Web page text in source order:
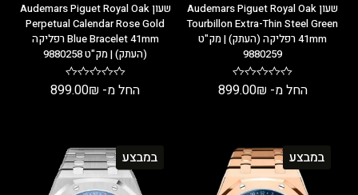
שעון Audemars Piguet Royal Oak
Tourbillon Extra-Thin Steel Green
41mm רפליקה (העתק) | מק"ט
9880259
החל מ- 899.00₪
שעון Audemars Piguet Royal Oak
Perpetual Calendar Rose Gold
Blue Bracelet 41mm רפליקה
(העתק) | מק"ט 9880258
החל מ- 899.00₪
במבצע במבצע